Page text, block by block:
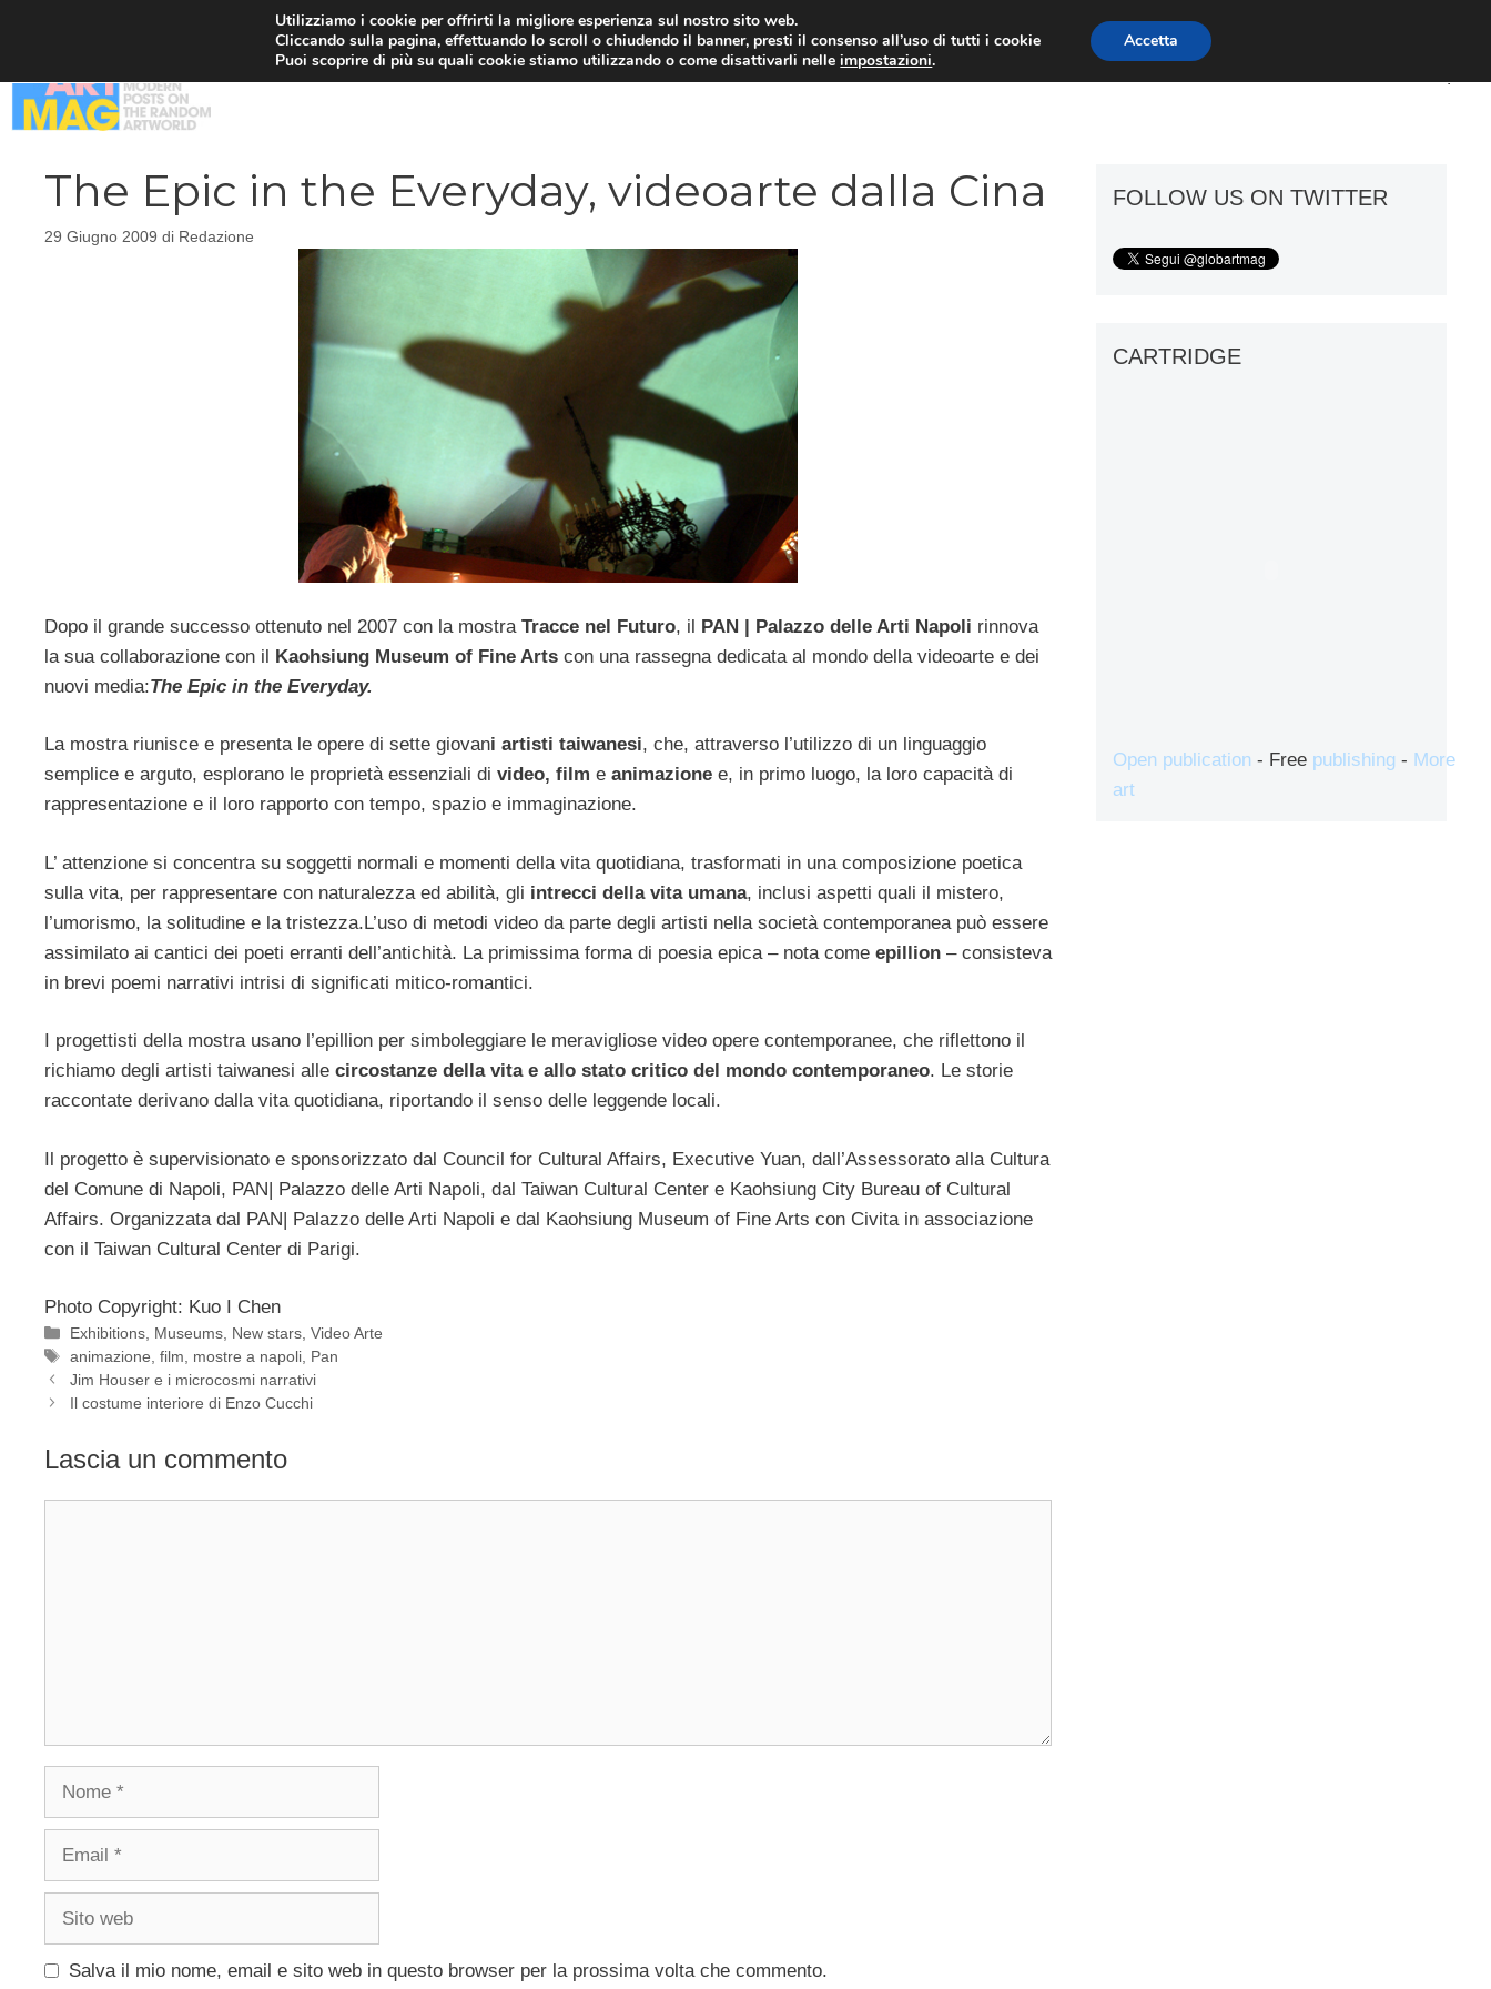
ART GOSSIP FIERE GALLERIE
The Epic in the Everyday, videoarte dalla Cina
29 Giugno 2009 di Redazione
Dopo il grande successo ottenuto nel 2007 con la mostra Tracce nel Futuro, il PAN | Palazzo delle Arti Napoli rinnova
la sua collaborazione con il Kaohsiung Museum of Fine Arts con una rassegna dedicata al mondo della videoarte e dei
nuovi media:The Epic in the Everyday.
La mostra riunisce e presenta le opere di sette giovani artisti taiwanesi, che, attraverso l’utilizzo di un linguaggio
semplice e arguto, esplorano le proprietà essenziali di video, film e animazione e, in primo luogo, la loro capacità di
rappresentazione e il loro rapporto con tempo, spazio e immaginazione.
L’ attenzione si concentra su soggetti normali e momenti della vita quotidiana, trasformati in una composizione poetica
sulla vita, per rappresentare con naturalezza ed abilità, gli intrecci della vita umana, inclusi aspetti quali il mistero,
l’umorismo, la solitudine e la tristezza.L’uso di metodi video da parte degli artisti nella società contemporanea può essere
assimilato ai cantici dei poeti erranti dell’antichità. La primissima forma di poesia epica – nota come epillion – consisteva
in brevi poemi narrativi intrisi di significati mitico-romantici.
I progettisti della mostra usano l’epillion per simboleggiare le meravigliose video opere contemporanee, che riflettono il
richiamo degli artisti taiwanesi alle circostanze della vita e allo stato critico del mondo contemporaneo. Le storie
raccontate derivano dalla vita quotidiana, riportando il senso delle leggende locali.
Il progetto è supervisionato e sponsorizzato dal Council for Cultural Affairs, Executive Yuan, dall’Assessorato alla Cultura
del Comune di Napoli, PAN| Palazzo delle Arti Napoli, dal Taiwan Cultural Center e Kaohsiung City Bureau of Cultural
Affairs. Organizzata dal PAN| Palazzo delle Arti Napoli e dal Kaohsiung Museum of Fine Arts con Civita in associazione
con il Taiwan Cultural Center di Parigi.
Photo Copyright: Kuo I Chen
Categorie
Exhibitions Museums New stars ,Video Arte
Tag
animazione ,film mostre a napoli Pan
Jim Houser e i microcosmi narrativi
Il costume interiore di Enzo Cucchi
Lascia un commento
Salva il mio nome, email e sito web in questo browser per la prossima volta che commento.
FOLLOW US ON TWITTER
CARTRIDGE
Open publication - Free publishing - More
art
Utilizziamo i cookie per offrirti la migliore esperienza sul nostro sito web.
Cliccando sulla pagina, effettuando lo scroll o chiudendo il banner, presti il consenso all’uso di tutti i cookie
Puoi scoprire di più su quali cookie stiamo utilizzando o come disattivarli nelleimpostazioni.
Accetta